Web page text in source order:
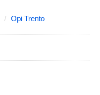
Opi Trento